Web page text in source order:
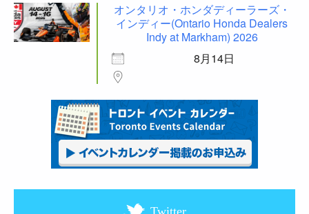
オンタリオ・ホンダディーラーズ・
インディー(Ontario Honda Dealers
Indy at Markham) 2026
8月14日
Twitter